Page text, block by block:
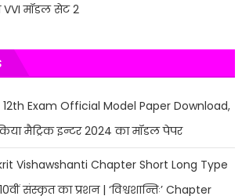
VVI मॉडल सेट 2
12th Exam Official Model Paper Download,
किया मैट्रिक इन्टर 2024 का मॉडल पेपर
Vishawshanti Chapter Short Long Type
संस्कृत का प्रशन | ‘विश्वशान्तिः’ Chapter